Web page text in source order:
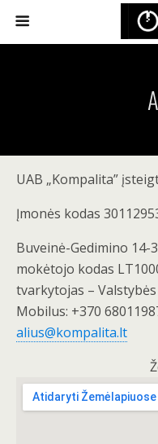
UAB „Kompalita”
Įmonės kodas
Buveinė-Gedimino 14-
mokėtojo kodas
tvarkytojas –
Mobilus: +370
alius@kompalita.lt